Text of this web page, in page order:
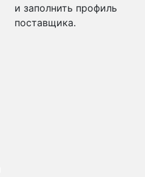
и заполнить профиль
поставщика.